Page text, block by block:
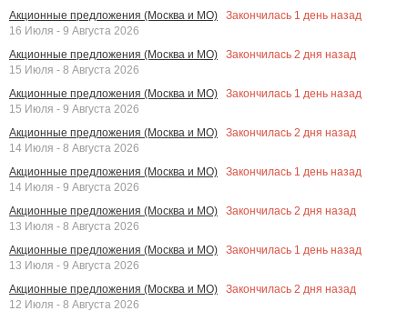
Акционные предложения (Москва и МО)
Закончилась 1 день назад
16 Июля - 9 Августа 2026
Акционные предложения (Москва и МО)
Закончилась 2 дня назад
15 Июля - 8 Августа 2026
Акционные предложения (Москва и МО)
Закончилась 1 день назад
15 Июля - 9 Августа 2026
Акционные предложения (Москва и МО)
Закончилась 2 дня назад
14 Июля - 8 Августа 2026
Акционные предложения (Москва и МО)
Закончилась 1 день назад
14 Июля - 9 Августа 2026
Акционные предложения (Москва и МО)
Закончилась 2 дня назад
13 Июля - 8 Августа 2026
Акционные предложения (Москва и МО)
Закончилась 1 день назад
13 Июля - 9 Августа 2026
Акционные предложения (Москва и МО)
Закончилась 2 дня назад
12 Июля - 8 Августа 2026